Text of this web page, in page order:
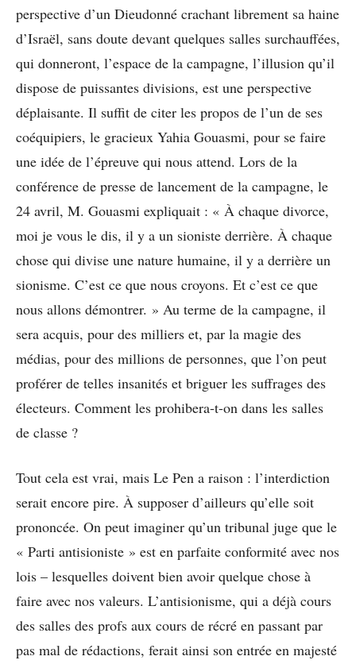
perspective d’un Dieudonné crachant librement sa haine
d’Israël, sans doute devant quelques salles surchauffées,
qui donneront, l’espace de la campagne, l’illusion qu’il
dispose de puissantes divisions, est une perspective
déplaisante. Il suffit de citer les propos de l’un de ses
coéquipiers, le gracieux Yahia Gouasmi, pour se faire
une idée de l’épreuve qui nous attend. Lors de la
conférence de presse de lancement de la campagne, le
24 avril, M. Gouasmi expliquait : « À chaque divorce,
moi je vous le dis, il y a un sioniste derrière. À chaque
chose qui divise une nature humaine, il y a derrière un
sionisme. C’est ce que nous croyons. Et c’est ce que
nous allons démontrer. » Au terme de la campagne, il
sera acquis, pour des milliers et, par la magie des
médias, pour des millions de personnes, que l’on peut
proférer de telles insanités et briguer les suffrages des
électeurs. Comment les prohibera-t-on dans les salles
de classe ?
Tout cela est vrai, mais Le Pen a raison : l’interdiction
serait encore pire. À supposer d’ailleurs qu’elle soit
prononcée. On peut imaginer qu’un tribunal juge que le
« Parti antisioniste » est en parfaite conformité avec nos
lois – lesquelles doivent bien avoir quelque chose à
faire avec nos valeurs. L’antisionisme, qui a déjà cours
des salles des profs aux cours de récré en passant par
pas mal de rédactions, ferait ainsi son entrée en majesté